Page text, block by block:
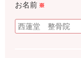
お名前 ※